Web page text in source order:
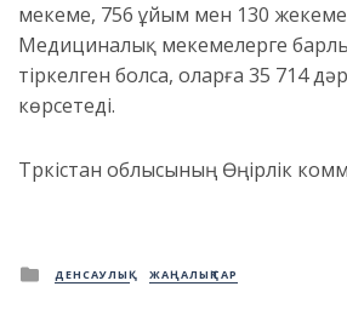
мекеме, 756 ұйым мен 130
Медициналық мекемелерге
тіркелген болса, оларға 35 714
көрсетеді.
Түркістан облысының Өңірлік
Posted
in
ДЕНСАУЛЫҚ ЖАҢАЛЫҚТАР